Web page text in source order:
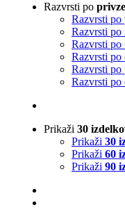
Razvrsti po
Razvrsti po
Razvrsti po
Razvrsti po
Razvrsti po
Razvrsti po
Razvrsti po
Prikaži 30
Prikaži 30
Prikaži 60
Prikaži 90